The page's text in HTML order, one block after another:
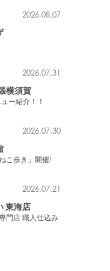
2026.08.07
2026.07.31
横須賀
ー紹介！！
2026.07.30
こ歩き」開催!
2026.07.21
東海店
門店 職人仕込み